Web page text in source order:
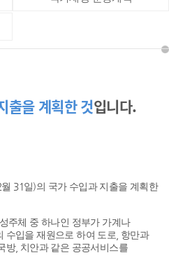
출을 계획한 것입니다.
31일)의 국가 수입과 지출을 계획한
주체 중 하나인 정부가 가계나
수입을 재원으로 하여 도로, 항만과
방, 치안과 같은 공공서비스를